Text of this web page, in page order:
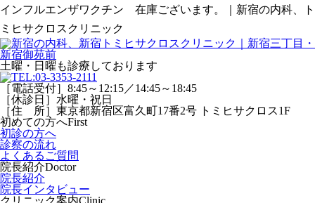
インフルエンザワクチン 在庫ございます。｜新宿の内科、ト
ミヒサクロスクリニック
土曜・日曜 も診療しております
［電話受付］8:45～12:15／14:45～18:45
［休診日］水曜・祝日
［住 所］東京都新宿区富久町17番2号 トミヒサクロス1F
初めての方へFirst
初診の方へ
診察の流れ
よくあるご質問
院長紹介Doctor
院長紹介
院長インタビュー
クリニック案内Clinic